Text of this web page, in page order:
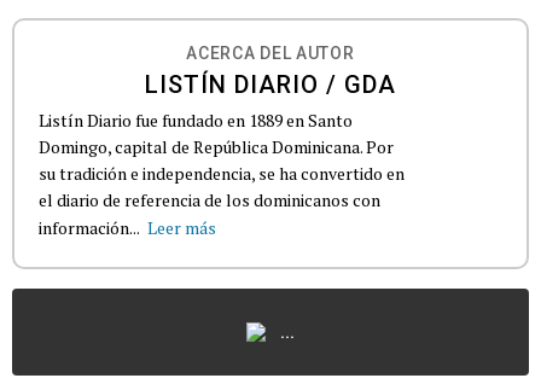
ACERCA DEL AUTOR
LISTÍN DIARIO / GDA
Listín Diario fue fundado en 1889 en Santo
Domingo, capital de República Dominicana. Por
su tradición e independencia, se ha convertido en
el diario de referencia de los dominicanos con
información... Leer más
...